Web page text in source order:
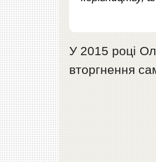
У 2015 році
вторгнення